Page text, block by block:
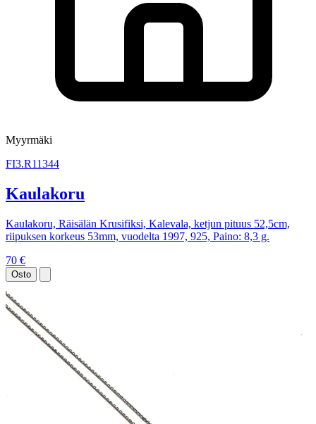
Myyrmäki
FI3.R11344
Kaulakoru
Kaulakoru, Räisälän Krusifiksi, Kalevala, ketjun pituus 52,5cm,
riipuksen korkeus 53mm, vuodelta 1997, 925, Paino: 8,3 g.
70 €
Osto